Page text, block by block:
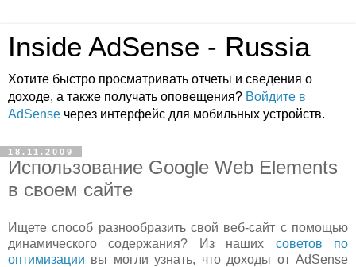
Inside AdSense - Russia
Хотите быстро просматривать отчеты и сведения о
доходе, а также получать оповещения? Войдите в
AdSense через интерфейс для мобильных устройств.
18.11.2009
Использование Google Web Elements
в своем сайте
Ищете способ разнообразить свой веб-сайт с помощью
динамического содержания? Из наших советов по
оптимизации вы могли узнать, что доходы от AdSense